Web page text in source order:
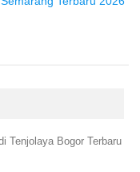
Tenjolaya Bogor Terbaru